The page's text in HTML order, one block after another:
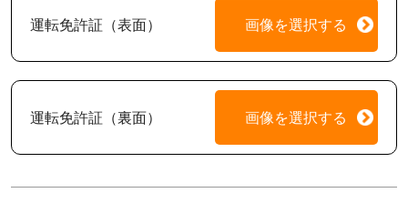
運転免許証（表面） 画像を選択する
運転免許証（裏面） 画像を選択する